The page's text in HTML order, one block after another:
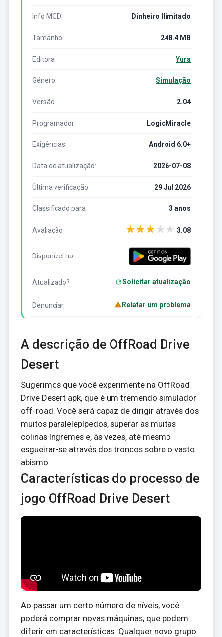
Info MOD Dinheiro Ilimitado
Tamanho 248.4 MB
Editora Yura
Género Simulação
Versão 2.04
Programador LogicMiracle
Exigências Android 6.0+
Data de atualização: 2026-07-08
Última verificação 29 Jul 2026
Classificado para 3 anos
Avaliação ★★★★★ 3.08
Disponível no
Atualizado? Solicitar atualização
Denunciar Relatar um problema
A descrição de OffRoad Drive
Desert
Sugerimos que você experimente na OffRoad
Drive Desert apk, que é um tremendo simulador
off-road. Você será capaz de dirigir através dos
muitos paralelepípedos, superar as muitas
colinas íngremes e, às vezes, até mesmo
esgueirar-se através dos troncos sobre o vasto
abismo.
Características do processo de
jogo OffRoad Drive Desert
Ao passar um certo número de níveis, você
poderá comprar novas máquinas, que podem
diferir em características. Qualquer novo grupo